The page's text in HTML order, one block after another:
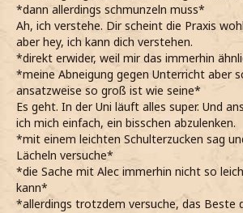
*dann allerdings schmunzeln muss*
Ah, ich verstehe. Dir scheint die Praxis
aber hey, ich kann dich verstehen.
*direkt erwider, weil mir das immerhin
*meine Abneigung gegen Unterricht aber
ansatzweise so groß ist wie seine*
Es geht. In der Uni läuft alles super. Und
ich mich einfach, ein bisschen abzulenken.
*mit einem leichten Schulterzucken sag
Lächeln versuche*
*die Sache mit Alec immerhin nicht so
kann*
*allerdings trotzdem versuche, das Beste